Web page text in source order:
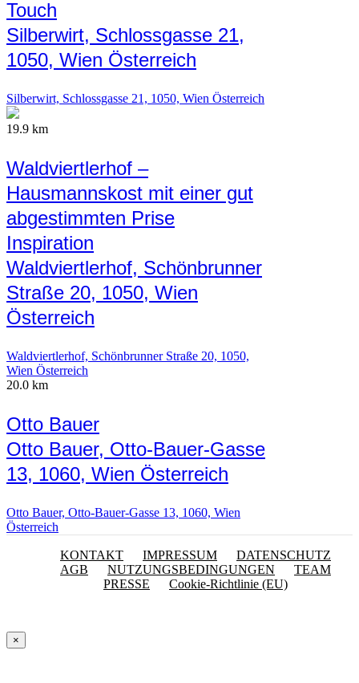
Touch
Silberwirt, Schlossgasse 21,
1050, Wien Österreich
Silberwirt, Schlossgasse 21, 1050, Wien Österreich
19.9 km
Waldviertlerhof –
Hausmannskost mit einer gut
abgestimmten Prise
Inspiration
Waldviertlerhof, Schönbrunner
Straße 20, 1050, Wien
Österreich
Waldviertlerhof, Schönbrunner Straße 20, 1050,
Wien Österreich
20.0 km
Otto Bauer
Otto Bauer, Otto-Bauer-Gasse
13, 1060, Wien Österreich
Otto Bauer, Otto-Bauer-Gasse 13, 1060, Wien
Österreich
KONTAKT IMPRESSUM
DATENSCHUTZ
AGB
NUTZUNGSBEDINGUNGEN
TEAM
PRESSE
Cookie-Richtlinie (EU)
×